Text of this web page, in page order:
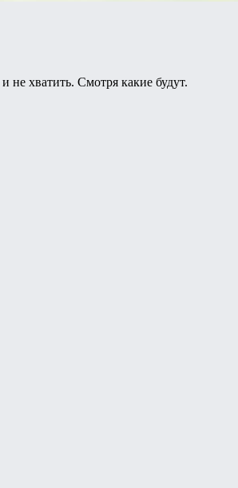
не хватить. Смотря какие будут.